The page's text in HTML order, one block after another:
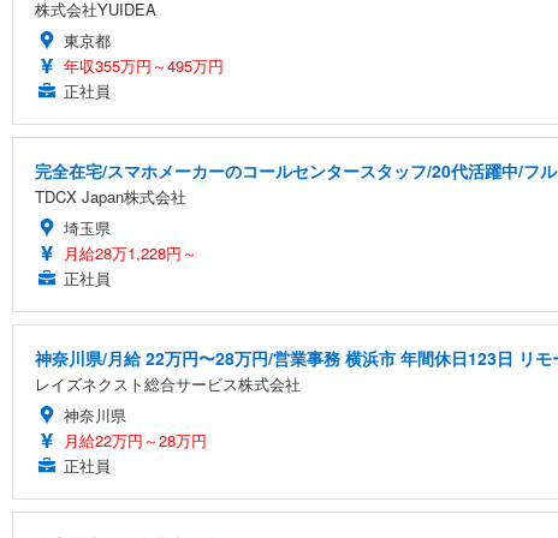
株式会社YUIDEA
東京都
年収355万円～495万円
正社員
完全在宅/スマホメーカーのコールセンタースタッフ/20代活躍中/フ
TDCX Japan株式会社
埼玉県
月給28万1,228円～
正社員
神奈川県/月給 22万円〜28万円/営業事務 横浜市 年間休日123日 リ
レイズネクスト総合サービス株式会社
神奈川県
月給22万円～28万円
正社員